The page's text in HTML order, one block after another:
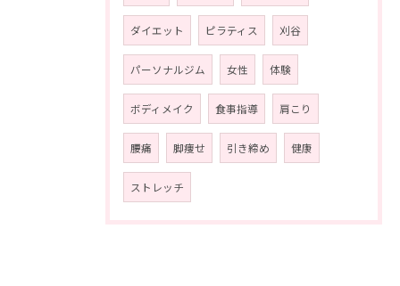
ダイエット ピラティス 刈谷
パーソナルジム 女性 体験
ボディメイク 食事指導 肩こり
腰痛 脚痩せ 引き締め 健康
ストレッチ